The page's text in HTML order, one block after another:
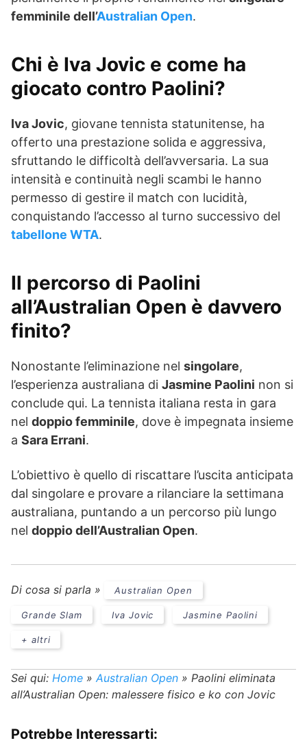
femminile dell’Australian Open.
Chi è Iva Jovic e come ha
giocato contro Paolini?
Iva Jovic, giovane tennista statunitense, ha
offerto una prestazione solida e aggressiva,
sfruttando le difficoltà dell’avversaria. La sua
intensità e continuità negli scambi le hanno
permesso di gestire il match con lucidità,
conquistando l’accesso al turno successivo del
tabellone WTA.
Il percorso di Paolini
all’Australian Open è davvero
finito?
Nonostante l’eliminazione nel singolare,
l’esperienza australiana di Jasmine Paolini non si
conclude qui. La tennista italiana resta in gara
nel doppio femminile, dove è impegnata insieme
a Sara Errani.
L’obiettivo è quello di riscattare l’uscita anticipata
dal singolare e provare a rilanciare la settimana
australiana, puntando a un percorso più lungo
nel doppio dell’Australian Open.
Di cosa si parla » Australian Open
Grande Slam Iva Jovic Jasmine Paolini
+ altri
Sei qui: Home » Australian Open » Paolini eliminata
all’Australian Open: malessere fisico e ko con Jovic
Potrebbe Interessarti: